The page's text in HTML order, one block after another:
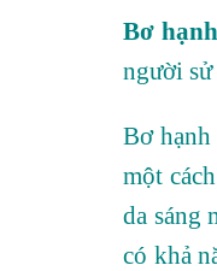
Bơ
người
Bơ hạnh
một
da sáng
có khả